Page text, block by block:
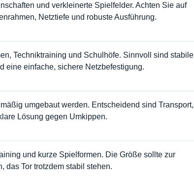
und verkleinerte Spielfelder. Achten Sie auf
Netztiefe und robuste Ausführung.
Techniktraining und Schulhöfe. Sinnvoll sind stabile
eine einfache, sichere Netzbefestigung.
umgebaut werden. Entscheidend sind Transport,
Lösung gegen Umkippen.
und kurze Spielformen. Die Größe sollte zur
das Tor trotzdem stabil stehen.